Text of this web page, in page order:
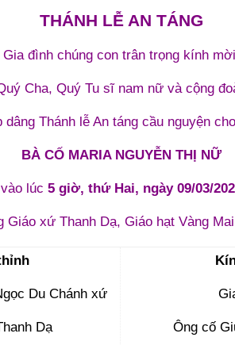
THÁNH LỄ AN TÁNG
Gia đình chúng con trân trọng kính
Cha, Quý Tu sĩ nam nữ và cộng
dâng Thánh lễ An táng cầu nguyện
BÀ CỐ MARIA NGUYỄN THỊ NỮ
vào lúc 5 giờ, thứ Hai, ngày 09/03/
Giáo xứ Thanh Dạ, Giáo hạt Vàng
Du Chánh xứ
Dạ Ông cố